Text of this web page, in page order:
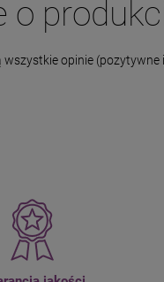
o
wszystkie opinie